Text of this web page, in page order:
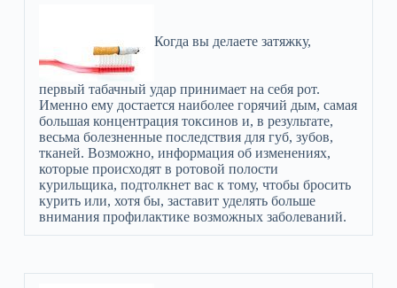
Когда вы делаете затяжку,
первый табачный удар принимает на себя рот.
Именно ему достается наиболее горячий дым, самая
большая концентрация токсинов и, в результате,
весьма болезненные последствия для губ, зубов,
тканей. Возможно, информация об изменениях,
которые происходят в ротовой полости
курильщика, подтолкнет вас к тому, чтобы бросить
курить или, хотя бы, заставит уделять больше
внимания профилактике возможных заболеваний.